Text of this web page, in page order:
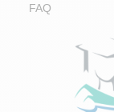
FAQ